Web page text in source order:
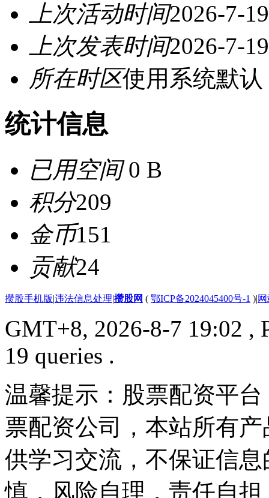
上次活动时间2026-7-
上次发表时间2026-7-
所在时区使用系统默认
统计信息
已用空间0 B
积分209
金币151
贡献24
攒股手机版|违法信息处理|攒股网 ( 鄂ICP备2024045400号-1 )|
GMT+8, 2026-8-7 19:02 ,
19 queries .
温馨提示：股票配资平
票配资公司，本站所有
供学习交流，不保证信
慎，风险自理，责任自